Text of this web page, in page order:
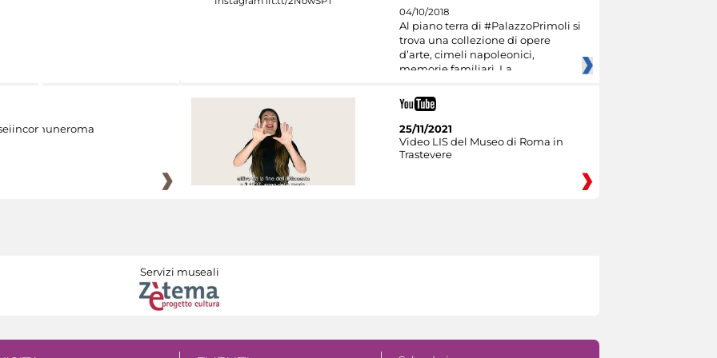
04/10/2018
Al piano terra di #PalazzoPrimoli si
trova una collezione di opere
d’arte, cimeli napoleonici,
memorie familiari. La
25/11/2021
Video LIS del Museo di Roma in
Trastevere
Servizi museali